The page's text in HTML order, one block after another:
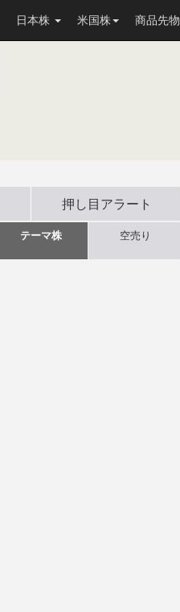
日本株 米国株 商品先物
押し目 アラート
テーマ株 空売り